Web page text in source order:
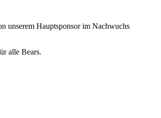
unserem Hauptsponsor im Nachwuchs
alle Bears.